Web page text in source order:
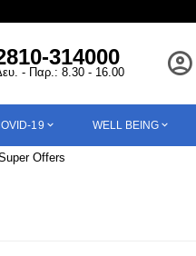
314000
- Παρ.: 8.30 - 16.00
19 WELL BEING
Offers